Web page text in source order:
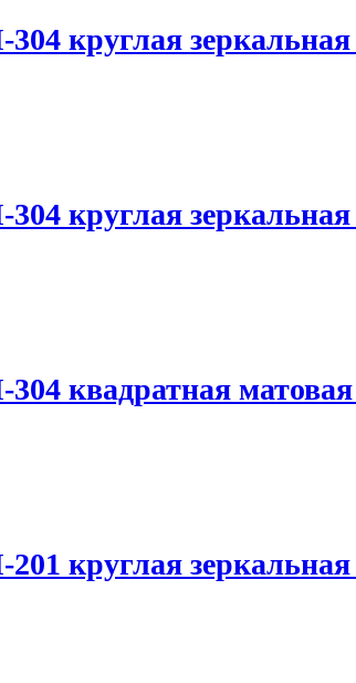
круглая
круглая
квадратная
круглая